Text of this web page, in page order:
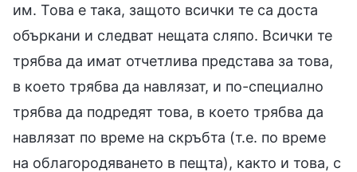
им. Това е така, защото всички те са доста
объркани и следват нещата сляпо. Всички те
трябва да имат отчетлива представа за това,
в което трябва да навлязат, и по-специално
трябва да подредят това, в което трябва да
навлязат по време на скръбта (т.е. по време
на облагородяването в пещта), както и това, с